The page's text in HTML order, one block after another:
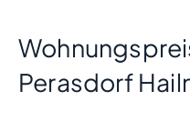
Perasdorf